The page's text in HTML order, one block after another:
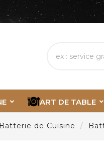
ART DE TABLE
Batterie de Cuisine